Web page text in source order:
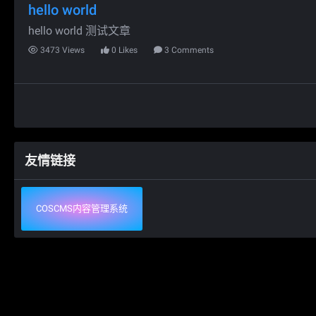
hello world
hello world 测试文章
3473 Views 0 Likes 3 Comments
友情链接
COSCMS内容管理系统